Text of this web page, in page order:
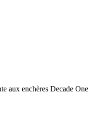
aux enchères Decade One